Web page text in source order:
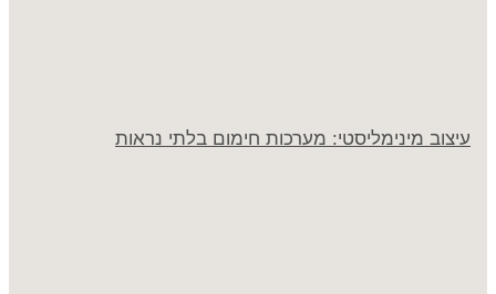
עיצוב מינימליסטי: מערכות חימום בלתי נראות